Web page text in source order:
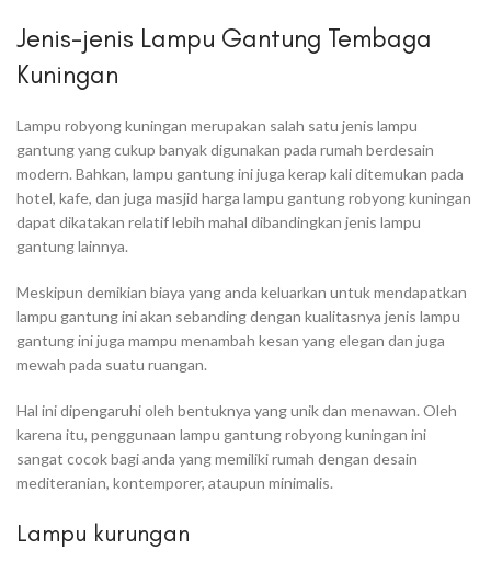
Jenis-jenis Lampu Gantung Tembaga
Kuningan
Lampu robyong kuningan merupakan salah satu jenis lampu
gantung yang cukup banyak digunakan pada rumah berdesain
modern. Bahkan, lampu gantung ini juga kerap kali ditemukan pada
hotel, kafe, dan juga masjid harga lampu gantung robyong kuningan
dapat dikatakan relatif lebih mahal dibandingkan jenis lampu
gantung lainnya.
Meskipun demikian biaya yang anda keluarkan untuk mendapatkan
lampu gantung ini akan sebanding dengan kualitasnya jenis lampu
gantung ini juga mampu menambah kesan yang elegan dan juga
mewah pada suatu ruangan.
Hal ini dipengaruhi oleh bentuknya yang unik dan menawan. Oleh
karena itu, penggunaan lampu gantung robyong kuningan ini
sangat cocok bagi anda yang memiliki rumah dengan desain
mediteranian, kontemporer, ataupun minimalis.
Lampu kurungan